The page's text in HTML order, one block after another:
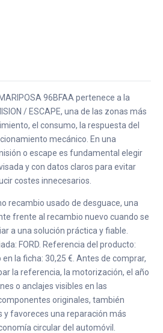
96BFAA pertenece a la
/ ESCAPE, una de las zonas más
el consumo, la respuesta del
mecánico. En una
o escape es fundamental elegir
y con datos claros para evitar
costes innecesarios.
recambio usado de desguace, una
frente al recambio nuevo cuando se
a una solución práctica y fiable.
FORD. Referencia del producto:
la ficha: 30,25 €. Antes de comprar,
la referencia, la motorización, el año
o anclajes visibles en las
originales, también
y favoreces una reparación más
circular del automóvil.